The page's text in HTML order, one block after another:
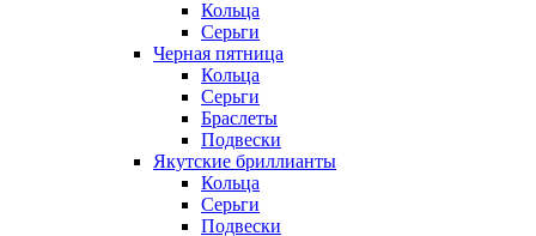
Кольца
Серьги
Черная пятница
Кольца
Серьги
Браслеты
Подвески
Якутские бриллианты
Кольца
Серьги
Подвески